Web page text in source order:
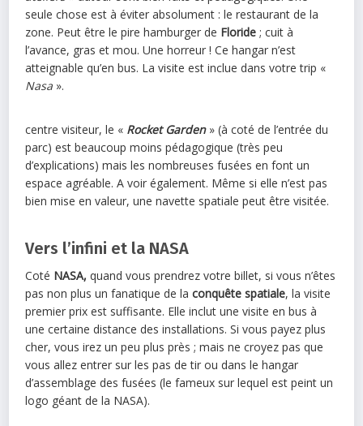
seule chose est à éviter absolument : le restaurant de la
zone. Peut être le pire hamburger de Floride ; cuit à
l’avance, gras et mou. Une horreur ! Ce hangar n’est
atteignable qu’en bus. La visite est inclue dans votre trip «
Nasa ».
centre visiteur, le « Rocket Garden » (à coté de l’entrée du
parc) est beaucoup moins pédagogique (très peu
d’explications) mais les nombreuses fusées en font un
espace agréable. A voir également. Même si elle n’est pas
bien mise en valeur, une navette spatiale peut être visitée.
Vers l’infini et la NASA
Coté NASA, quand vous prendrez votre billet, si vous n’êtes
pas non plus un fanatique de laconquête spatiale, la visite
premier prix est suffisante. Elle inclut une visite en bus à
une certaine distance des installations. Si vous payez plus
cher, vous irez un peu plus près ; mais ne croyez pas que
vous allez entrer sur les pas de tir ou dans le hangar
d’assemblage des fusées (le fameux sur lequel est peint un
logo géant de la NASA).